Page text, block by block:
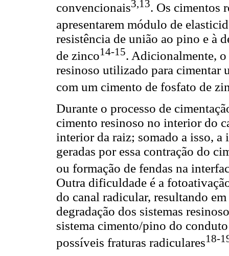
convencionais3,13. Os cimentos
apresentarem módulo de
resistência de união ao pino e à
de zinco14-15. Adicionalmente,
resinoso utilizado para cimentar
com um cimento de fosfato de
Durante o processo de
cimento resinoso no interior do
interior da raiz; somado a isso, a
geradas por essa contração do
ou formação de fendas na
Outra dificuldade é a
do canal radicular, resultando
degradação dos sistemas
sistema cimento/pino do
possíveis fraturas radiculares18-